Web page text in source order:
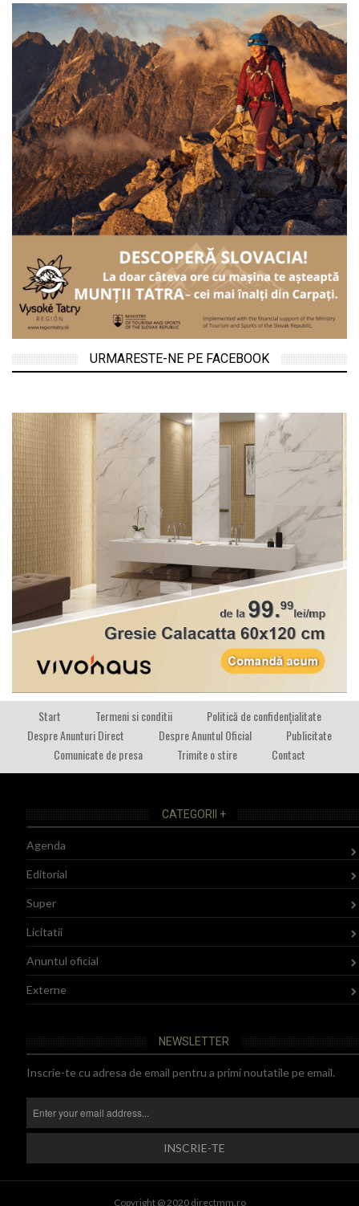
URMARESTE-NE PE FACEBOOK
Start Termeni si conditii
Politică de confidențialitate
Despre Anunturi Direct
Despre Anuntul Oficial
Publicitate
Comunicate de presa
Trimite o stire Contact
CATEGORII +
Agenda
Editorial
Super
Licitatii
Anuntul oficial
Externe
NEWSLETTER
Inscrie-te cu adresa de email pentru a primi noutatile pe email.
Copyright @ 2020 directmm.ro